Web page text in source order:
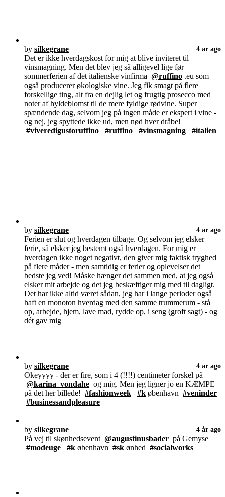
by silkegrane 4 år ago
Det er ikke hverdagskost for mig at blive inviteret til
vinsmagning. Men det blev jeg så alligevel lige før
sommerferien af det italienske vinfirma @ruffino .eu som
også producerer økologiske vine. Jeg fik smagt på flere
forskellige ting, alt fra en dejlig let og frugtig prosecco med
noter af hyldeblomst til de mere fyldige rødvine. Super
spændende dag, selvom jeg på ingen måde er ekspert i vine -
og nej, jeg spyttede ikke ud, men nød hver dråbe!
#viveredigustoruffino
#ruffino #vinsmagning #italien
by silkegrane 4 år ago
Ferien er slut og hverdagen tilbage. Og selvom jeg elsker
ferie, så elsker jeg bestemt også hverdagen. For mig er
hverdagen ikke noget negativt, den giver mig faktisk tryghed
på flere måder - men samtidig er ferier og oplevelser det
bedste jeg ved! Måske hænger det sammen med, at jeg også
elsker mit arbejde og det jeg beskæftiger mig med til dagligt.
Det har ikke altid været sådan, jeg har i lange perioder også
haft en monoton hverdag med den samme trummerum - stå
op, arbejde, hjem, lave mad, rydde op, i seng (groft sagt) - og
dét gav mig
by silkegrane 4 år ago
Okeyyyy - der er fire, som i 4 (!!!!) centimeter forskel på
@karina_vondahe og mig. Men jeg ligner jo en KÆMPE
på det her billede! #fashionweek #k øbenhavn #veninder
#businessandpleasure
by silkegrane 4 år ago
På vej til skønhedsevent @augustinusbader på Gemyse
#modeuge
#k øbenhavn #sk ønhed #socialworks